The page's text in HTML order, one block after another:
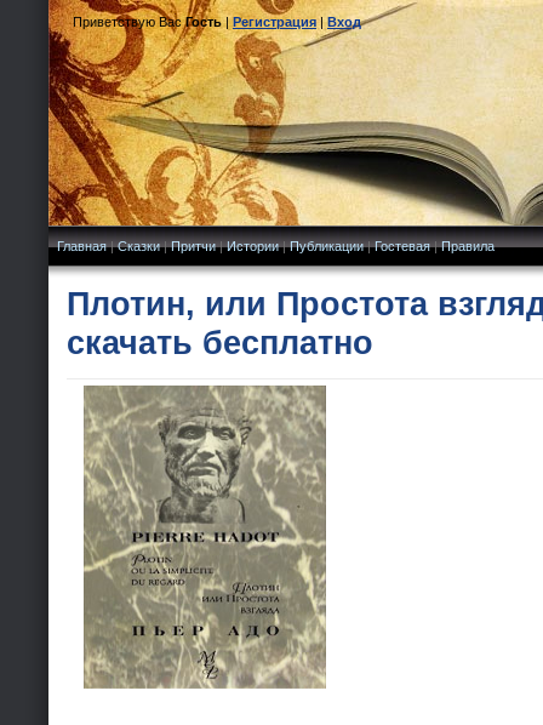
Приветствую Вас Гость|Регистрация|Вход
Главная|Сказки|Притчи|Истории|Публикации|Гостевая|Правила
Плотин, или Простота
скачать бесплатно